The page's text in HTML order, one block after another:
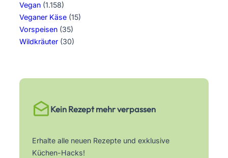
Vegan (1.158)
Veganer Käse (15)
Vorspeisen (35)
Wildkräuter (30)
Kein Rezept mehr verpassen
Erhalte alle neuen Rezepte und exklusive
Küchen-Hacks!